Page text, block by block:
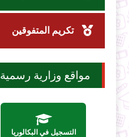
تكريم المتفوقين
مواقع وزارية رسمية
التسجيل في البكالوريا